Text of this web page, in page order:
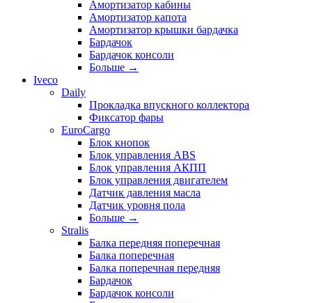
Амортизатор кабины
Амортизатор капота
Амортизатор крышки бардачка
Бардачок
Бардачок консоли
Больше →
Iveco
Daily
Прокладка впускного коллектора
Фиксатор фары
EuroCargo
Блок кнопок
Блок управления ABS
Блок управления АКПП
Блок управления двигателем
Датчик давления масла
Датчик уровня пола
Больше →
Stralis
Балка передняя поперечная
Балка поперечная
Балка поперечная передняя
Бардачок
Бардачок консоли